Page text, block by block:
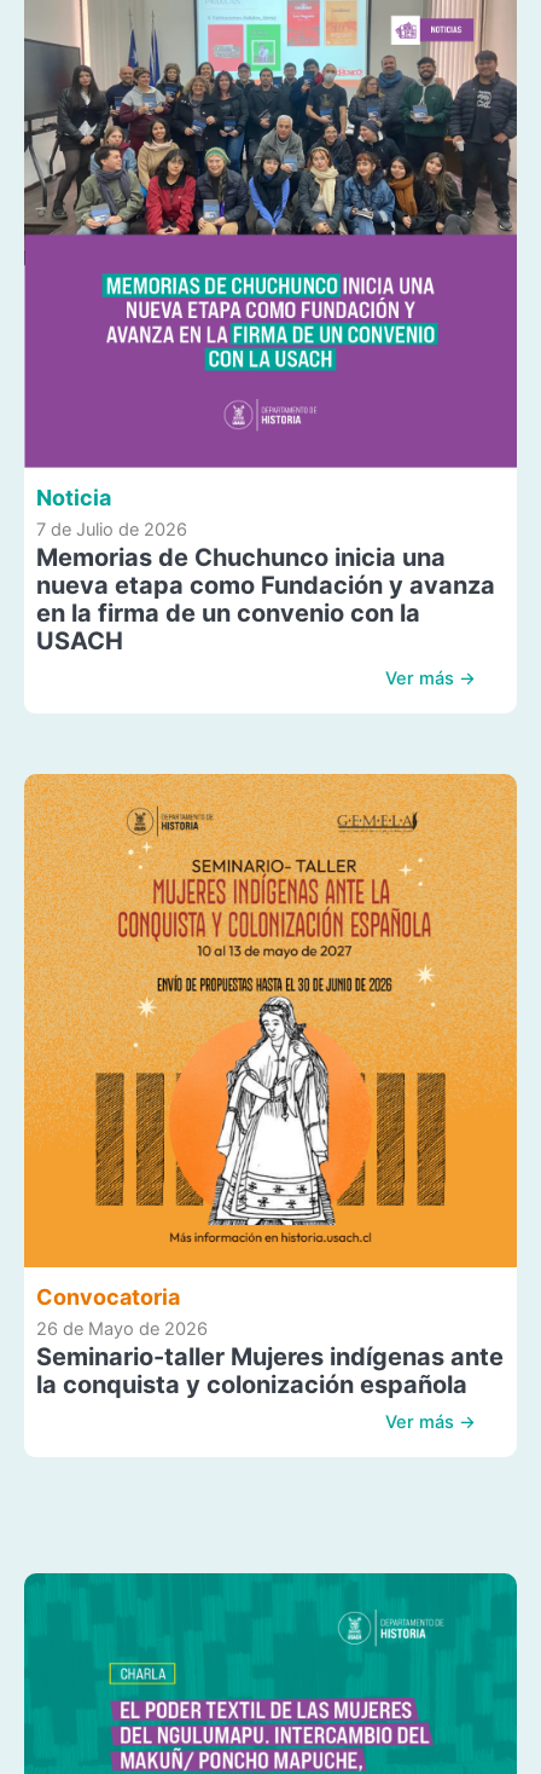
Noticia
7 de Julio de 2026
Memorias de Chuchunco inicia una
nueva etapa como Fundación y avanza
en la firma de un convenio con la
USACH
Ver más →
Convocatoria
26 de Mayo de 2026
Seminario-taller Mujeres indígenas ante
la conquista y colonización española
Ver más →